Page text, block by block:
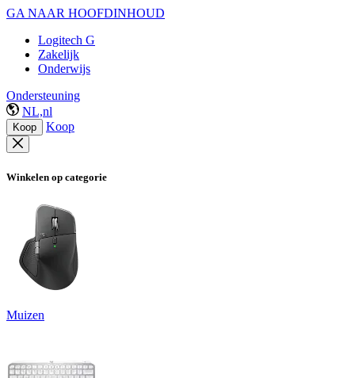
GA NAAR HOOFDINHOUD
Logitech G
Zakelijk
Onderwijs
Ondersteuning
NL,nl
Koop Koop
Winkelen op categorie
Muizen